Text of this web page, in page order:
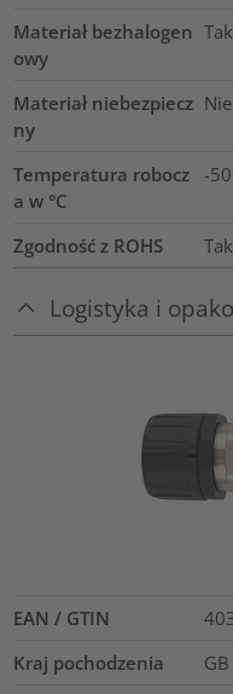
Materiał bezhalogen
owy
Tak
Materiał niebezpiecz
ny
Nie
Temperatura robocz
a w °C
-
Zgodność z ROHS Tak
Logistyka i
EAN / GTIN
Kraj pochodzenia
GB